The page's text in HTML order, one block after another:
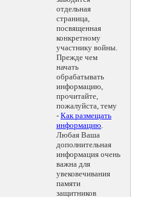
отдельная
страница,
посвященная
конкретному
участнику войны.
Прежде чем
начать
обрабатывать
информацию,
прочитайте,
пожалуйста, тему
- Как размещать
информацию.
Любая Ваша
дополнительная
информация очень
важна для
увековечивания
памяти
защитников